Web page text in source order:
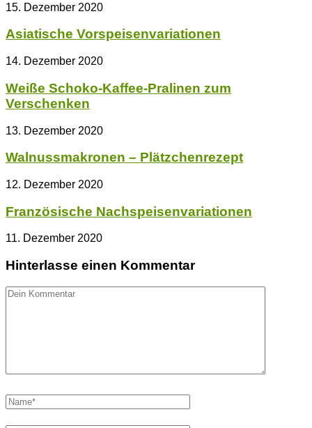
15. Dezember 2020
Asiatische Vorspeisenvariationen
14. Dezember 2020
Weiße Schoko-Kaffee-Pralinen zum
Verschenken
13. Dezember 2020
Walnussmakronen – Plätzchenrezept
12. Dezember 2020
Französische Nachspeisenvariationen
11. Dezember 2020
Hinterlasse einen Kommentar